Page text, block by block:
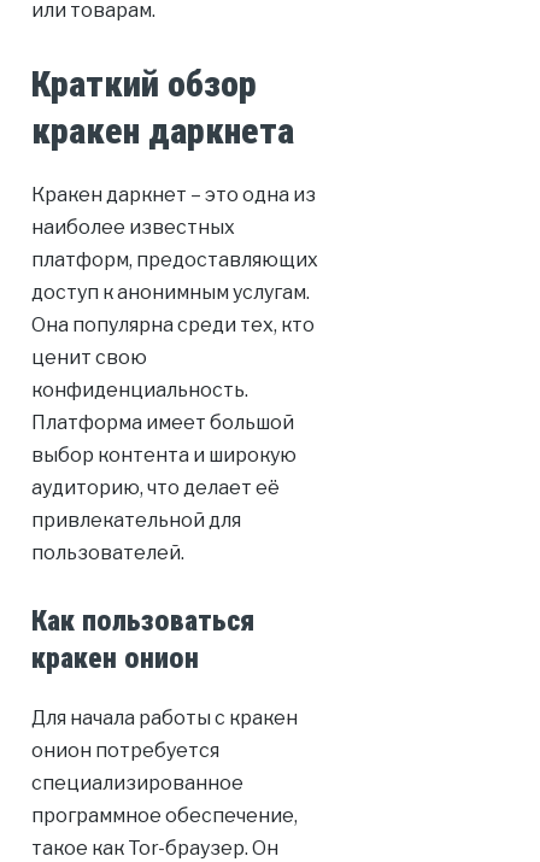
или товарам.
Краткий обзор
кракен даркнета
Кракен даркнет – это одна из
наиболее известных
платформ, предоставляющих
доступ к анонимным услугам.
Она популярна среди тех, кто
ценит свою
конфиденциальность.
Платформа имеет большой
выбор контента и широкую
аудиторию, что делает её
привлекательной для
пользователей.
Как пользоваться
кракен онион
Для начала работы с кракен
онион потребуется
специализированное
программное обеспечение,
такое как Tor-браузер. Он